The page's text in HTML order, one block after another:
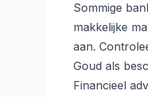
Sommige
makkelijke
aan.
Goud als
Financieel